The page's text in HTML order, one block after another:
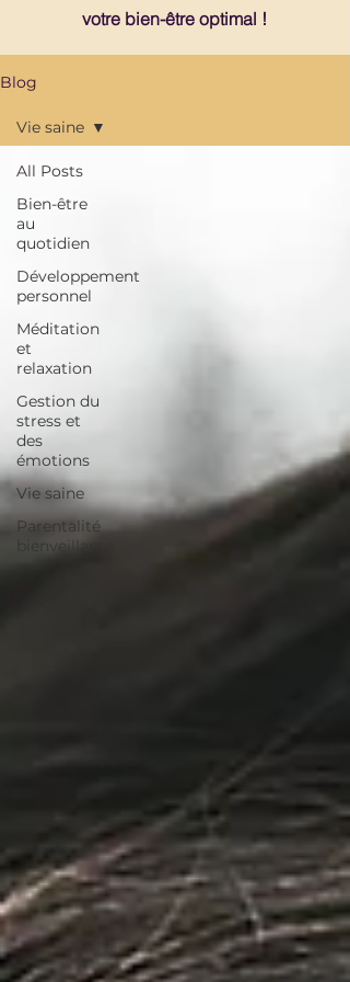
votre bien-être optimal !
Blog
All Posts
Bien-être
au
quotidien
Développement
personnel
Méditation
et
relaxation
Gestion du
stress et
des
émotions
Vie saine
Parentalité
bienveillante
Vie saine